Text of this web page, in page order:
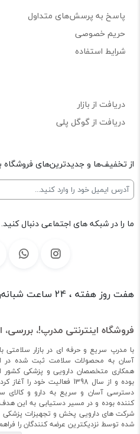
پاسخ به پرسش‌های متداول
حریم خصوصی
شرایط استفاده
دریافت از بازار
دریافت از گوگل پلی
از تخفیف‌ها و جدیدترین‌های فروشگاه
ما را در شبکه های اجتماعی دنبال کنید.
هفت روز هفته ، 24 ساعت شبانه‌روز پاسخگوی شما هستیم.
فروشگاه اینترنتی مدرپ!،
با مدرپ سریع و حرفه ای در بازار
آسان به محصولات سلامت ثبت شده در
بوده و از سال 1398 فعالیت
دسترسی آسان و سریع به دارو و کالای
کننده بوده و در مسیر دستیابی به این
شرکت های دارویی پخش و تجهیزات پزشکی
شده توسط نزدیکترین عرضه کنندگان را